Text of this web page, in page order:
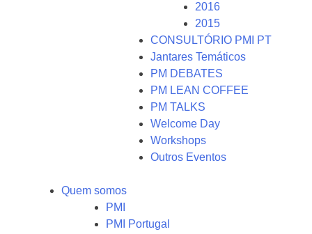
2016
2015
CONSULTÓRIO PMI PT
Jantares Temáticos
PM DEBATES
PM LEAN COFFEE
PM TALKS
Welcome Day
Workshops
Outros Eventos
Quem somos
PMI
PMI Portugal